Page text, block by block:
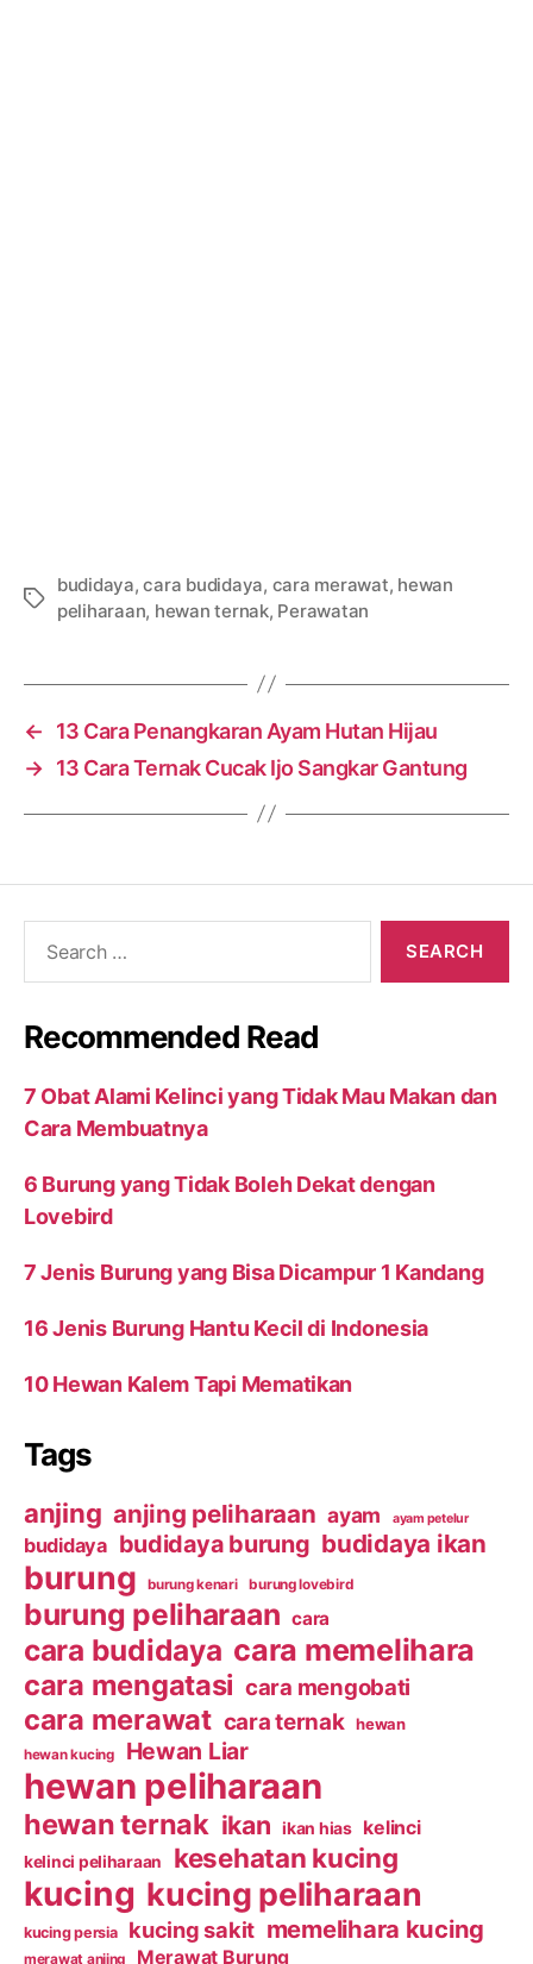
Tags
budidaya,cara budidaya, cara merawat, hewan
peliharaan, hewan ternak, Perawatan
←
13 Cara Penangkaran Ayam Hutan Hijau
→ 13 Cara Ternak Cucak Ijo Sangkar Gantung
Recommended Read
7 Obat Alami Kelinci yang Tidak Mau Makan dan
Cara Membuatnya
6 Burung yang Tidak Boleh Dekat dengan
Lovebird
7 Jenis Burung yang Bisa Dicampur 1 Kandang
16 Jenis Burung Hantu Kecil di Indonesia
10 Hewan Kalem Tapi Mematikan
Tags
anjing anjing peliharaan ayam ayam petelur
budidaya budidaya burung budidaya ikan
burung burung kenari burung lovebird
burung peliharaan cara
cara budidaya cara memelihara
cara mengatasi cara mengobati
cara merawat cara ternak hewan
hewan kucing Hewan Liar
hewan peliharaan
hewan ternak ikan ikan hias kelinci
kelinci peliharaan kesehatan kucing
kucing kucing peliharaan
kucing persia kucing sakit memelihara kucing
merawat anjing Merawat Burung